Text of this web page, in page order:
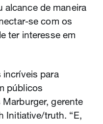
alcance de maneira
se com os
ter interesse em
incríveis para
públicos
gerente
Initiative/truth. “E,